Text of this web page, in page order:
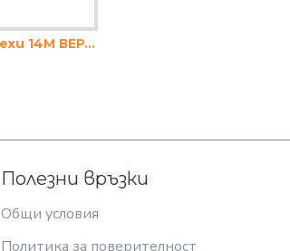
Сушилник за дрехи 14М ВЕРТИКАЛЕН
Полезни връзки
Общи условия
Политика за поверителност